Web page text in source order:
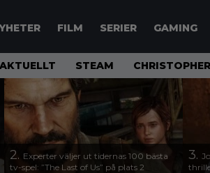
FILM SERIER GAMING
STEAM
2. Experter väljer ut tidernas 100 bästa
tv-spel: ”The Last of Us” på plats 2
3.